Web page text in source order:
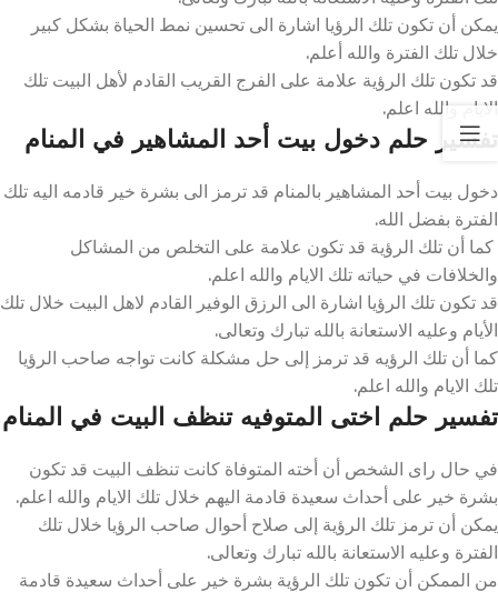
يمكن أن تكون تلك الرؤيا اشارة الى تحسين نمط الحياة بشكل كبير
خلال تلك الفترة والله أعلم.
قد تكون تلك الرؤية علامة على الفرج القريب القادم لأهل البيت تلك
الايام والله اعلم.
تفسير حلم دخول بيت أحد المشاهير في المنام
دخول بيت أحد المشاهير بالمنام قد ترمز الى بشرة خير قادمه اليه تلك
الفترة بفضل الله.
كما أن تلك الرؤية قد تكون علامة على التخلص من المشاكل
والخلافات في حياته تلك الايام والله اعلم.
قد تكون تلك الرؤيا اشارة الى الرزق الوفير القادم لاهل البيت خلال تلك
الأيام وعليه الاستعانة بالله تبارك وتعالى.
كما أن تلك الرؤيه قد ترمز إلى حل مشكلة كانت تواجه صاحب الرؤيا
تلك الايام والله اعلم.
تفسير حلم اختى المتوفيه تنظف البيت في المنام
في حال راى الشخص أن أخته المتوفاة كانت تنظف البيت قد تكون
بشرة خير على أحداث سعيدة قادمة اليهم خلال تلك الايام والله اعلم.
يمكن أن ترمز تلك الرؤية إلى صلاح أحوال صاحب الرؤيا خلال تلك
الفترة وعليه الاستعانة بالله تبارك وتعالى.
من الممكن أن تكون تلك الرؤية بشرة خير على أحداث سعيدة قادمة